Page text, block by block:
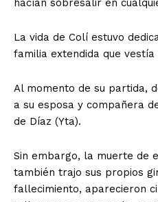
hacían sobresalir en
La vida de Colí estuvo
familia extendida que
Al momento de su partida,
a su esposa y compañera
de Díaz (Yta).
Sin embargo, la muerte de
también trajo sus propios
fallecimiento, aparecieron